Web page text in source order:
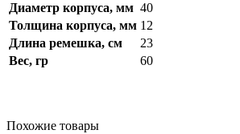
Диаметр корпуса, мм 40
Толщина корпуса, мм 12
Длина ремешка, см
23
Вес, гр
60
Похожие товары